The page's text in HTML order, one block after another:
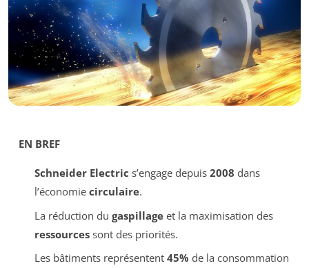
EN BREF
Schneider Electric s’engage depuis 2008 dans
l’économie circulaire.
La réduction du gaspillageet la maximisation des
ressourcessont des priorités.
Les bâtiments représentent 45% de la consommation